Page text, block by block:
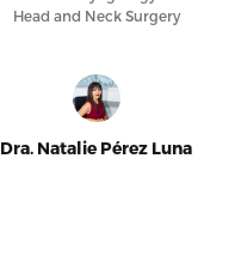
Head and Neck Surgery
Dra. Natalie Pérez Luna